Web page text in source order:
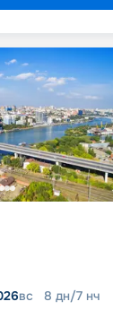
вс 8 дн/7 нч